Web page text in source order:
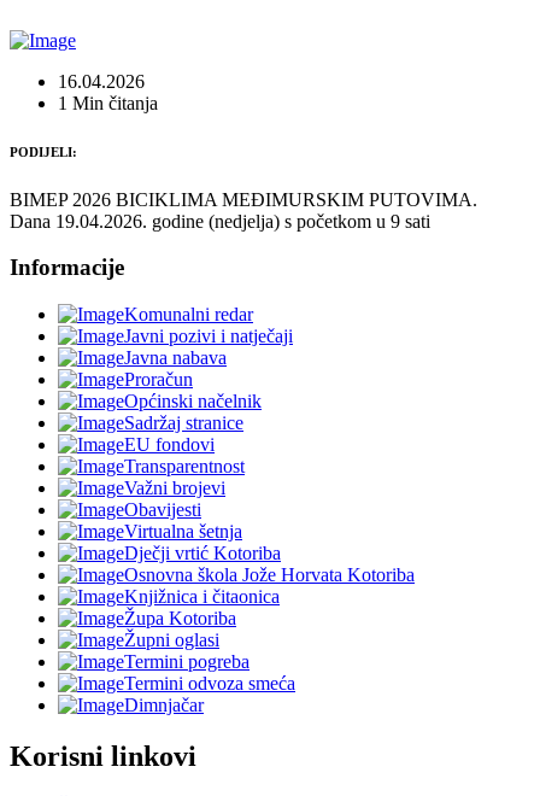
16.04.2026
1 Min čitanja
PODIJELI:
BIMEP 2026 BICIKLIMA MEĐIMURSKIM PUTOVIMA.
Dana 19.04.2026. godine (nedjelja) s početkom u 9 sati
Informacije
Komunalni redar
Javni pozivi i natječaji
Javna nabava
Proračun
Općinski načelnik
Sadržaj stranice
EU fondovi
Transparentnost
Važni brojevi
Obavijesti
Virtualna šetnja
Dječji vrtić Kotoriba
Osnovna škola Jože Horvata Kotoriba
Knjižnica i čitaonica
Župa Kotoriba
Župni oglasi
Termini pogreba
Termini odvoza smeća
Dimnjačar
Korisni linkovi